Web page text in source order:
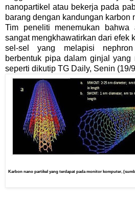
nanopartikel atau bekerja pada
barang dengan kandungan karbon
Tim peneliti menemukan
sangat mengkhawatirkan dari efek
sel-sel yang melapisi
berbentuk pipa dalam ginjal yang
seperti dikutip TG Daily, Senin (19/
Karbon nano partikel yang terdapat pada monitor komputer,